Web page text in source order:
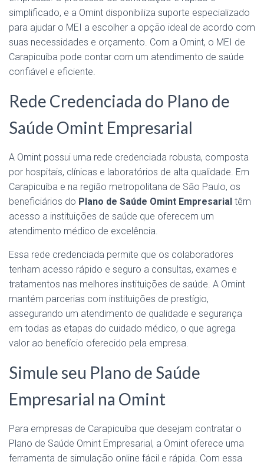
simplificado, e a Omint disponibiliza suporte especializado
para ajudar o MEI a escolher a opção ideal de acordo com
suas necessidades e orçamento. Com a Omint, o MEI de
Carapicuíba pode contar com um atendimento de saúde
confiável e eficiente.
Rede Credenciada do Plano de
Saúde Omint Empresarial
A Omint possui uma rede credenciada robusta, composta
por hospitais, clínicas e laboratórios de alta qualidade. Em
Carapicuíba e na região metropolitana de São Paulo, os
beneficiários do Plano de Saúde Omint Empresarial têm
acesso a instituições de saúde que oferecem um
atendimento médico de excelência.
Essa rede credenciada permite que os colaboradores
tenham acesso rápido e seguro a consultas, exames e
tratamentos nas melhores instituições de saúde. A Omint
mantém parcerias com instituições de prestígio,
assegurando um atendimento de qualidade e segurança
em todas as etapas do cuidado médico, o que agrega
valor ao benefício oferecido pela empresa.
Simule seu Plano de Saúde
Empresarial na Omint
Para empresas de Carapicuíba que desejam contratar o
Plano de Saúde Omint Empresarial, a Omint oferece uma
ferramenta de simulação online fácil e rápida. Com essa